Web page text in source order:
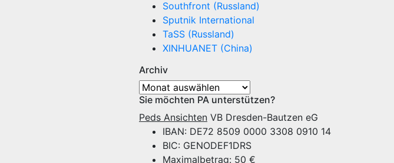
Southfront (Russland)
Sputnik International
TaSS (Russland)
XINHUANET (China)
Archiv
Archiv
Sie möchten PA unterstützen?
Peds Ansichten VB Dresden-Bautzen eG
IBAN: DE72 8509 0000 3308 0910 14
BIC: GENODEF1DRS
Maximalbetrag: 50 €